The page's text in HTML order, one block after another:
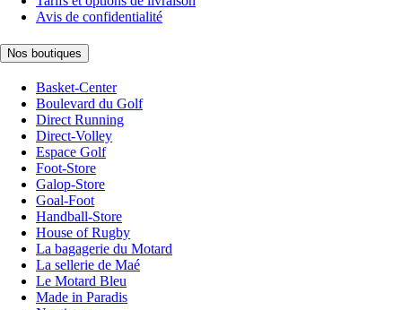
Avis de confidentialité
Nos boutiques
Basket-Center
Boulevard du Golf
Direct Running
Direct-Volley
Espace Golf
Foot-Store
Galop-Store
Goal-Foot
Handball-Store
House of Rugby
La bagagerie du Motard
La sellerie de Maé
Le Motard Bleu
Made in Paradis